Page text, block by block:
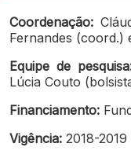
Coordenação:
Fernandes (coord.)
Equipe de
Lúcia Couto
Financiamento:
Vigência: 2018-2019